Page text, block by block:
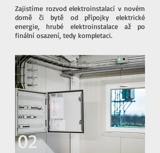
Zajistíme rozvod elektroinstalací v novém
domě či bytě od přípojky elektrické
energie, hrubé elektroinstalace až po
finální osazení, tedy kompletaci.
02